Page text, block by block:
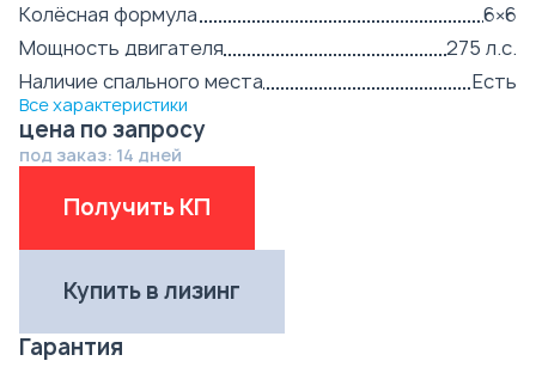
Колёсная формула
6×6
Мощность двигателя
275 л.с.
Наличие спального места
Есть
Все характеристики
цена по запросу
под заказ: 14 дней
Получить КП
Купить в лизинг
Гарантия